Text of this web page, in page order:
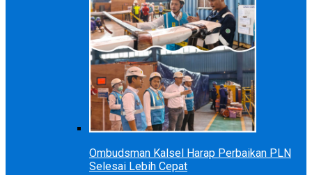
Ombudsman Kalsel Harap Perbaikan PLN
Selesai Lebih Cepat